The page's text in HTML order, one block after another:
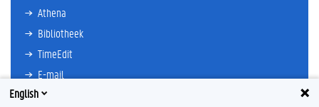
Athena
Bibliotheek
TimeEdit
E-mail
Ufora
English